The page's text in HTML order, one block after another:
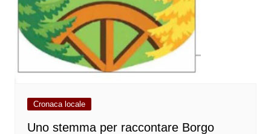
Cronaca locale
Uno stemma per raccontare Borgo